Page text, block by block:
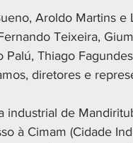
Aroldo Martins e
Teixeira,
Thiago
diretores e
industrial de
à Cimam (Cidade